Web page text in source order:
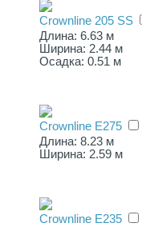
Crownline 205 SS
Длина: 6.63 м
Ширина: 2.44 м
Осадка: 0.51 м
Crownline Е275
Длина: 8.23 м
Ширина: 2.59 м
Crownline E235